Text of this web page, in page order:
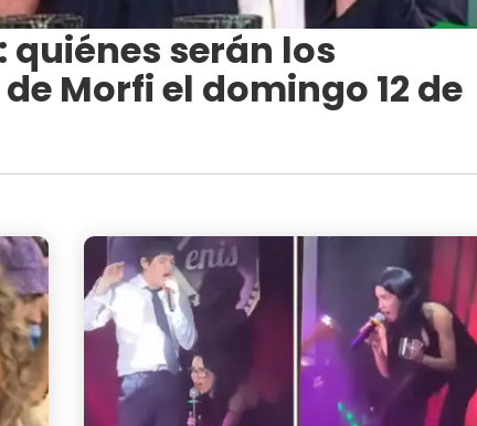
quiénes serán los
Morfi el domingo 12 de